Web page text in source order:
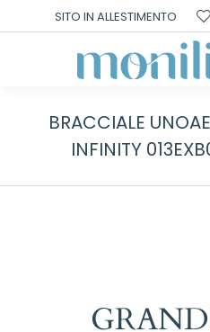
SITO IN ALLESTIMENTO
BRACCIALE
INFINITY